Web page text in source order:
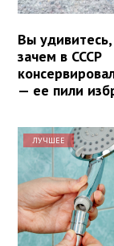
Вы удивитесь,
зачем в СССР
— ее пили
ЛУЧШЕЕ